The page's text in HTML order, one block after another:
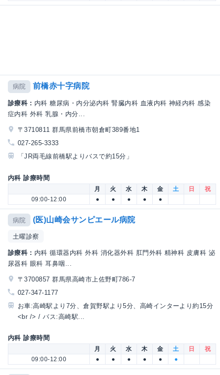
病院 前橋赤十字病院
診療科： 内科 糖尿病・内分泌内科 腎臓内科 血液内科 神経内科 感染
症内科 外科 乳腺・内分...
〒3710811 群馬県前橋市朝倉町389番地1
027-265-3333
「JR両毛線前橋駅よりバスで約15分」
内科 診療時間
月 火 水 木 金 土 日
祝
09:00-12:00
● ● ● ● ●
病院 (医)山崎会サンピエール病院
土曜診察
診療科： 内科 循環器内科 外科 消化器外科 肛門外科 精神科 皮膚科 泌
尿器科 眼科 耳鼻咽...
〒3700857 群馬県高崎市上佐野町786-7
027-347-1177
お車:高崎駅より7分、倉賀野駅より5分、高崎インターより約15分
<br /> / バス:高崎駅...
内科 診療時間
月 火 水 木 金 土 日
祝
09:00-12:00
● ● ● ● ● ●